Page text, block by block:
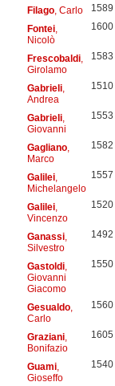
Filago, Carlo 1589
Fontei,
Nicolò
1600
Frescobaldi,
Girolamo
1583
Gabrieli,
Andrea
1510
Gabrieli,
Giovanni
1553
Gagliano,
Marco
1582
Galilei,
Michelangelo
1557
Galilei,
Vincenzo
1520
Ganassi,
Silvestro
1492
Gastoldi,
Giovanni
Giacomo
1550
Gesualdo,
Carlo
1560
Graziani,
Bonifazio
1605
Guami,
Gioseffo
1540